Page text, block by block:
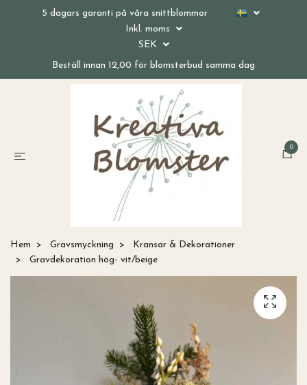
5 dagars garanti på våra snittblommor
Inkl. moms
SEK
Beställ innan 12,00 för blomsterbud samma dag
0
Hem Gravsmyckning
Kransar & Dekorationer
Gravdekoration hög- vit/beige